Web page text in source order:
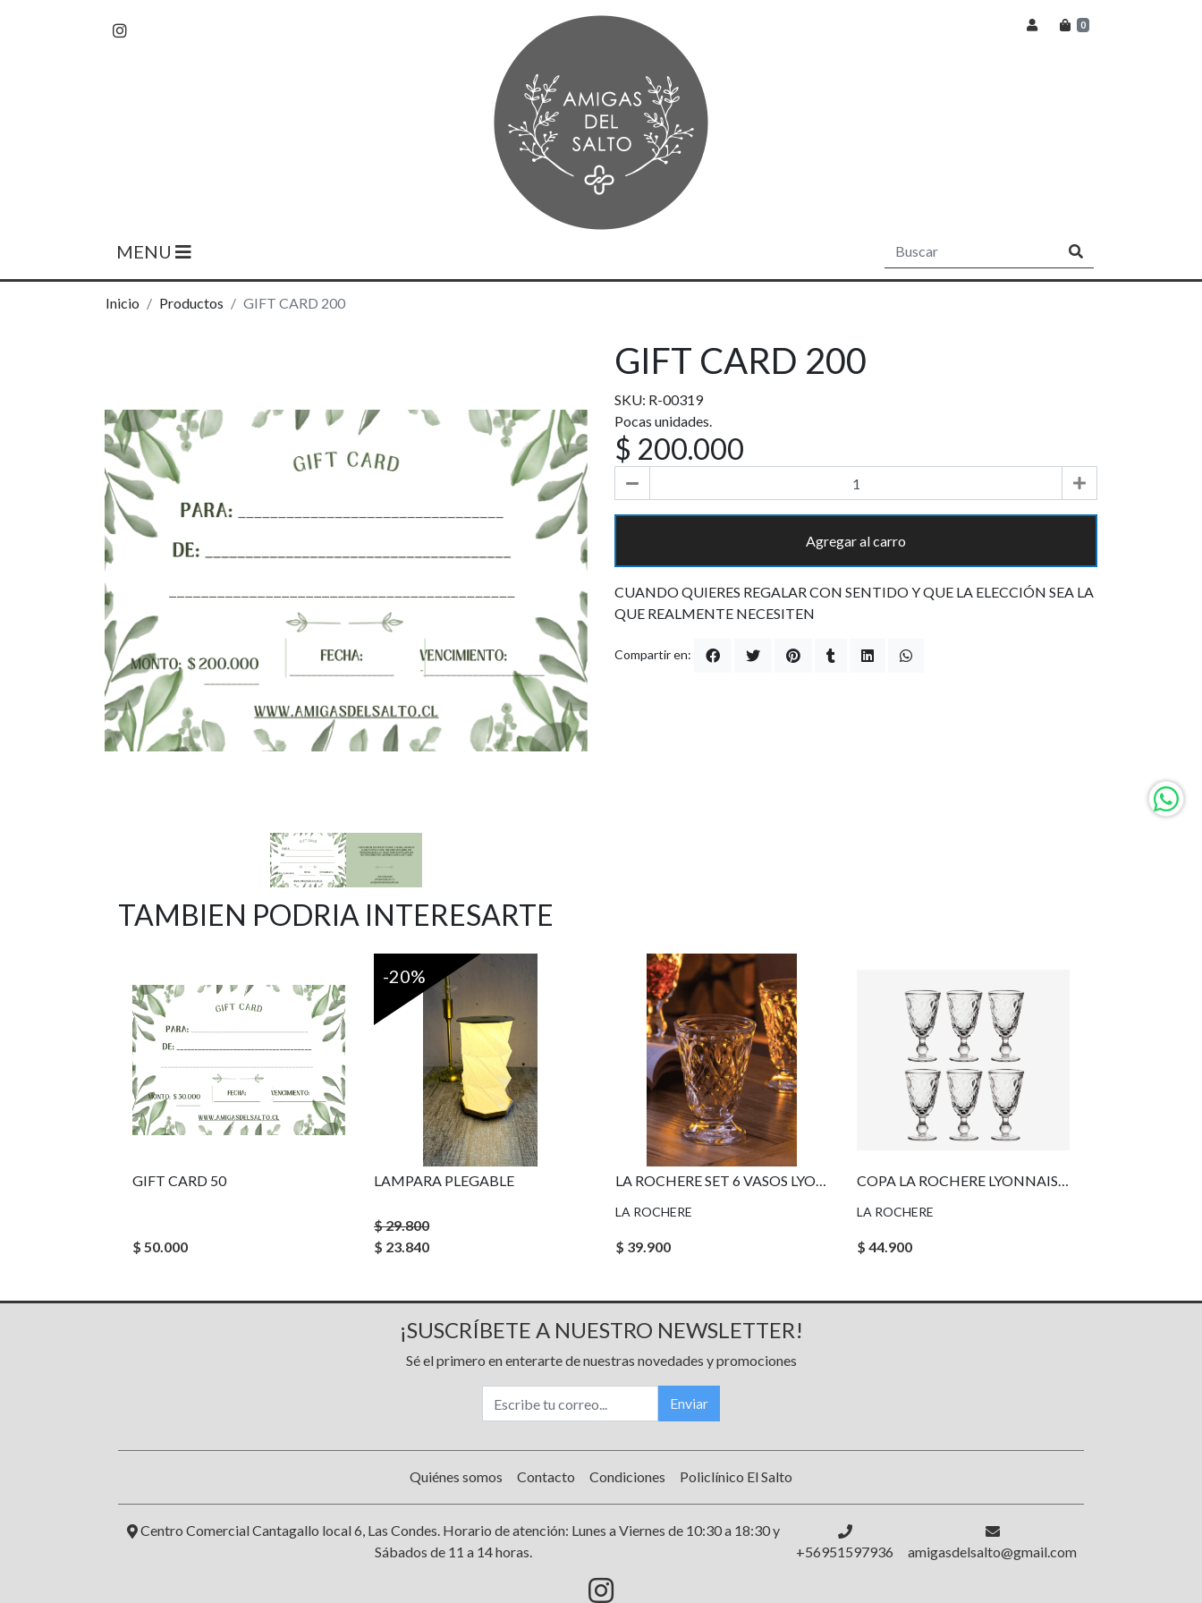
0
MENU
Inicio Productos GIFT CARD 200
GIFT CARD 200
SKU: R-00319
Pocas unidades.
$ 200.000
Agregar al carro
CUANDO QUIERES REGALAR CON SENTIDO Y QUE LA ELECCIÓN SEA LA
QUE REALMENTE NECESITEN
Compartir en:
TAMBIEN PODRIA INTERESARTE
GIFT CARD 50
$ 50.000
-20%
LAMPARA PLEGABLE
$ 29.800
$ 23.840
LA ROCHERE SET 6 VASOS LYONNAIS 200 ML
LA ROCHERE
$ 39.900
COPA LA ROCHERE LYONNAIS 230 ML TRANSPARENTE SET DE 6
LA ROCHERE
$ 44.900
¡SUSCRÍBETE A NUESTRO NEWSLETTER!
Sé el primero en enterarte de nuestras novedades y promociones
Enviar
Quiénes somos Contacto Condiciones Policlínico El Salto
Centro Comercial Cantagallo local 6, Las Condes. Horario de atención: Lunes a Viernes de 10:30 a 18:30 y
Sábados de 11 a 14 horas.
+56951597936 amigasdelsalto@gmail.com